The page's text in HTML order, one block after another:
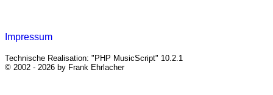
Impressum
Technische Realisation: "PHP MusicScript" 10.2.1
© 2002 - 2026 by Frank Ehrlacher